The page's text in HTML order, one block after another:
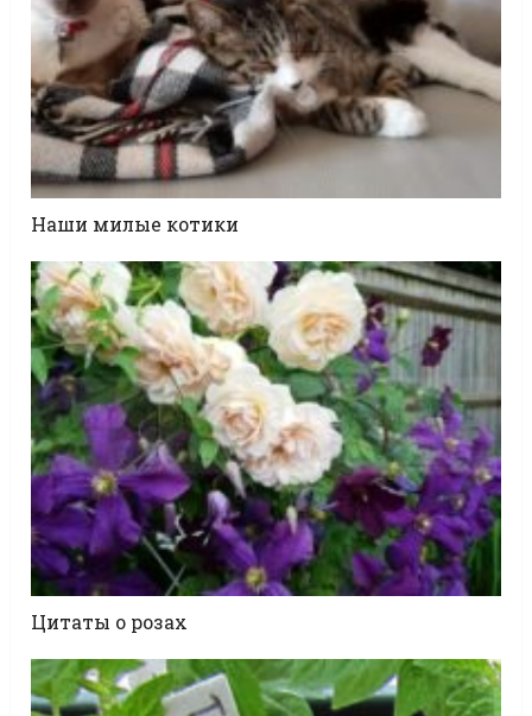
Наши милые котики
Цитаты о розах